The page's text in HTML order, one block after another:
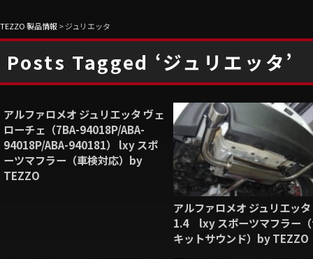
TEZZO 製品情報>ジュリエッタ
Posts Tagged ‘ジュリエッタ’
アルファロメオ ジュリエッタ ヴェ
ローチェ（7BA-94018P/ABA-
94018P/ABA-940181） lxy スポ
ーツマフラー（車検対応）by
TEZZO
アルファロメオ ジュリエッタ
1.4 lxy スポーツマフラー（
キットサウンド）by TEZZO